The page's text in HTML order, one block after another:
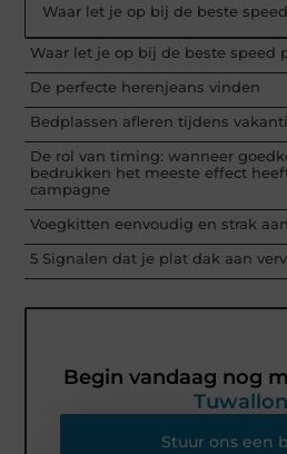
Waar let je op bij de beste
Waar let je op bij de beste speed
De perfecte herenjeans vinden
Bedplassen afleren tijdens
De rol van timing: wanneer
bedrukken het meeste effect
campagne
Voegkitten eenvoudig en strak
5 Signalen dat je plat dak aan
Begin vandaag nog
Stuur ons een